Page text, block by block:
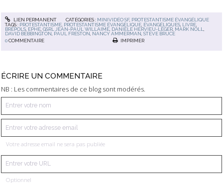
LIEN PERMANENT CATÉGORIES : MINIVIDÉO SF, PROTESTANTISME ÉVANGÉLIQUE
TAGS : PROTESTANTISME PROTESTANTISME ÉVANGÉLIQUE ÉVANGÉLIQUES LIVRE
BRÉPOLS EPHE ,GSRL JEAN-PAUL WILLAIME DANIÈLE HERVIEU-LÉGER MARK NOLL
DAVID BEBBINGTON PAUL FRESTON NANCY AMMERMAN ,STEVE BRUCE
0COMMENTAIRE IMPRIMER
ÉCRIRE UN COMMENTAIRE
NB : Les commentaires de ce blog sont modérés.
Votre adresse email ne sera pas publiée
Optionnel